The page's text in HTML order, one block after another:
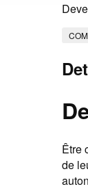
Être
de